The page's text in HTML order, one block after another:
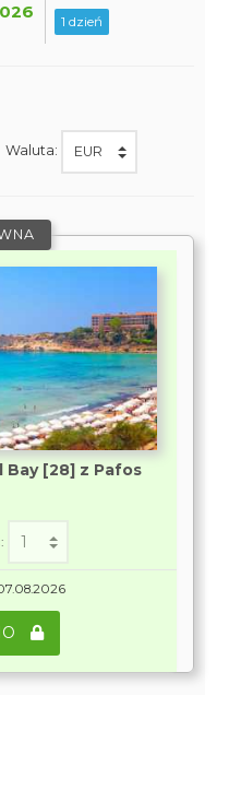
1 dzień
Waluta:
Bay [28] z Pafos